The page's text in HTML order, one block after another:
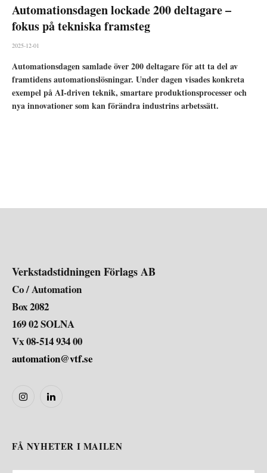
Automationsdagen lockade 200 deltagare –
fokus på tekniska framsteg
2025-12-01
Automationsdagen samlade över 200 deltagare för att ta del av
framtidens automationslösningar. Under dagen visades konkreta
exempel på AI-driven teknik, smartare produktionsprocesser och
nya innovationer som kan förändra industrins arbetssätt.
Verkstadstidningen Förlags AB
Co / Automation
Box 2082
169 02 SOLNA
Vx 08-514 934 00
automation@vtf.se
InstagramLinkedIn
FÅ NYHETER I MAILEN